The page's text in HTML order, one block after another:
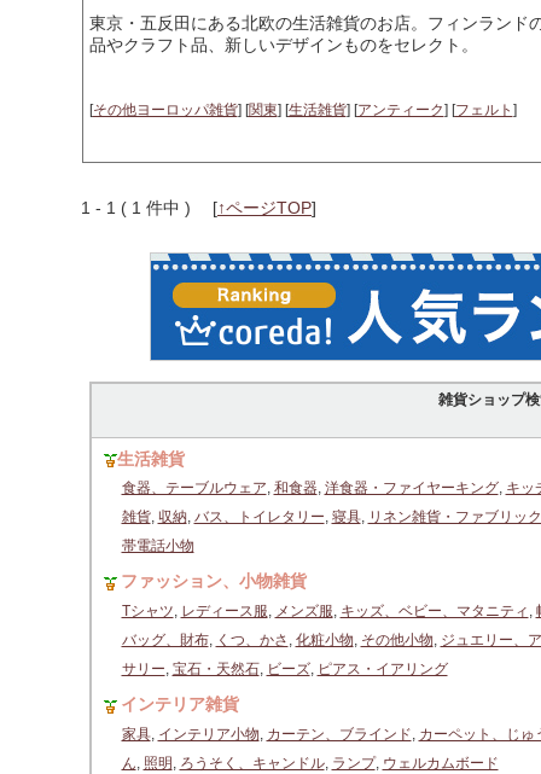
東京・五反田にある北欧の生活雑貨のお店。フィンランド
品やクラフト品、新しいデザインものをセレクト。
[その他ヨーロッパ雑貨] [関東] [生活雑貨] [アンティーク] [フェルト ]
1 - 1 ( 1 件中 ) [↑ページTOP]
雑貨ショップ
生活雑貨
食器、テーブルウェア, 和食器, 洋食器・ファイヤーキング, キッ
雑貨, 収納, バス、トイレタリー, 寝具, リネン雑貨・ファブリック
帯電話小物
ファッション、小物雑貨
Tシャツ, レディース服, メンズ服, キッズ、ベビー、マタニティ ,
バッグ、財布, くつ、かさ , 化粧小物, その他小物, ジュエリー、
サリー, 宝石・天然石, ビーズ, ピアス・イアリング
インテリア雑貨
家具, インテリア小物, カーテン、ブラインド, カーペット、じゅ
ん, 照明 , ろうそく、キャンドル, ランプ, ウェルカムボード